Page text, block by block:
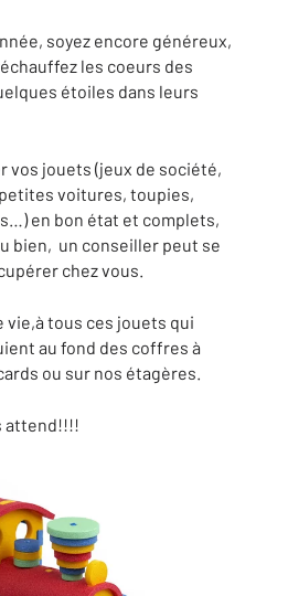
soyez encore généreux,
les coeurs des
étoiles dans leurs
vos jouets (jeux de société,
voitures, toupies,
en bon état et complets,
bien, un conseiller peut se
chez vous.
vie,à tous ces jouets qui
au fond des coffres à
ou sur nos étagères.
attend!!!!